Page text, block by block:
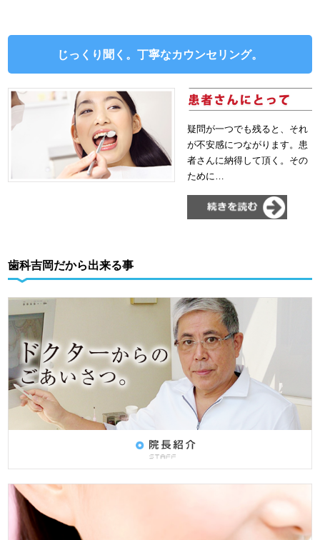
じっくり聞く。丁寧なカウンセリング。
疑問が一つでも残ると、それ
が不安感につながります。患
者さんに納得して頂く。その
ために…
歯科吉岡だから出来る事